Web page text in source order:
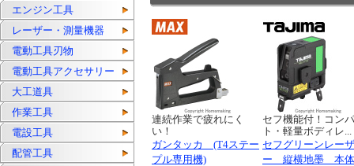
エンジン工具
レーザー・測量機器
電動工具刃物
電動工具アクセサリー
大工道具
作業工具
電設工具
配管工具
連続作業で疲れにく
い！
ガンタッカ (T4ステー
プル専用機)
セフ機能付！コン
ト・軽量ボディレ...
セフグリーンレーザ
ー 縦横地墨 本